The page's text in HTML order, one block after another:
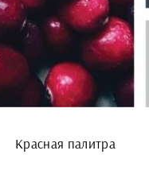
Красная палитра